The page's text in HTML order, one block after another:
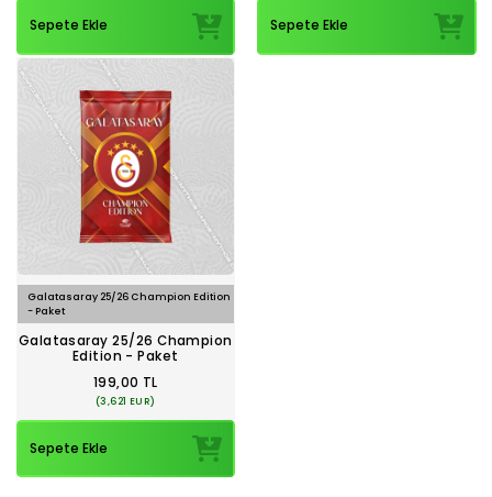
Sepete Ekle Sepete Ekle
Galatasaray 25/26 Champion Edition
- Paket
Galatasaray 25/26 Champion
Edition - Paket
199,00 TL
(3,621 EUR)
Sepete Ekle